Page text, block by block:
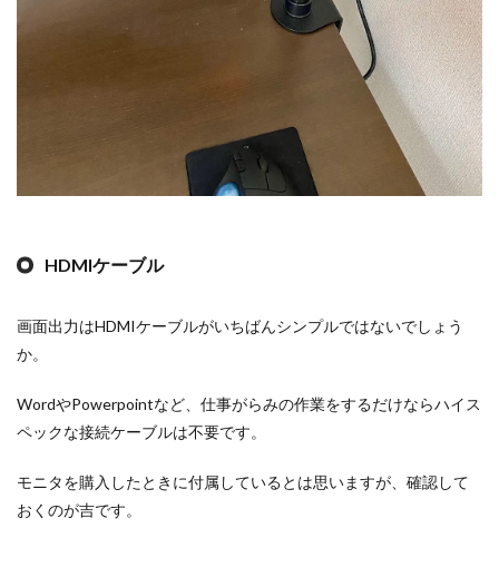
HDMIケーブル
画面出力はHDMIケーブルがいちばんシンプルではないでしょう
か。
WordやPowerpointなど、仕事がらみの作業をするだけならハイス
ペックな接続ケーブルは不要です。
モニタを購入したときに付属しているとは思いますが、確認して
おくのが吉です。